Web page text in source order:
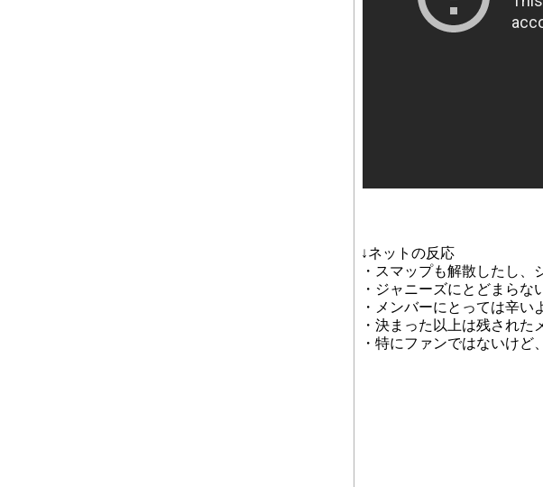
↓ネットの反応
・スマップも解散したし
・ジャニーズにとどまらな
・メンバーにとっては辛い
・決まった以上は残された
・特にファンではないけ